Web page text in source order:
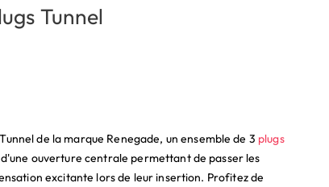
Tunnel
Tunnel de la marque Renegade, un ensemble de 3 plugs
ouverture centrale permettant de passer les
excitante lors de leur insertion. Profitez de